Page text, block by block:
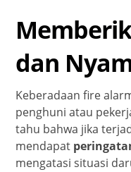
dan
Keberadaan fire
penghuni atau
tahu bahwa jika
mendapat
mengatasi situasi